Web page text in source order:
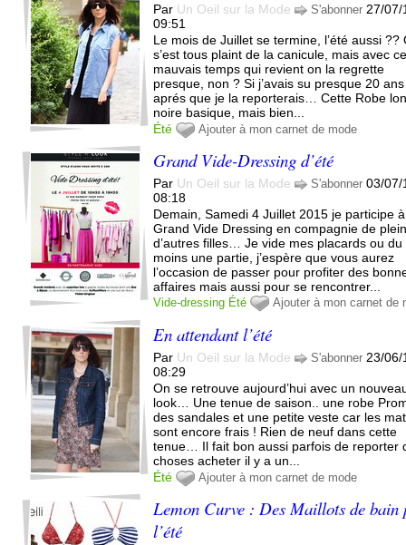
Par Un Oeil sur la Mode S'abonner 27/07/
09:51
Le mois de Juillet se termine, l’été aussi ??
s’est tous plaint de la canicule, mais avec
mauvais temps qui revient on la regrette
presque, non ? Si j’avais su presque 20 ans
aprés que je la reporterais… Cette Robe
noire basique, mais bien...
Été
Ajouter à mon carnet de mode
Grand Vide-Dressing d’été
Par Un Oeil sur la Mode S'abonner 03/07/
08:18
Demain, Samedi 4 Juillet 2015 je participe
Grand Vide Dressing en compagnie de
d’autres filles… Je vide mes placards ou du
moins une partie, j’espère que vous aurez
l’occasion de passer pour profiter des
affaires mais aussi pour se rencontrer...
Vide-dressing Été Ajouter à mon carnet de
En attendant l’été
Par Un Oeil sur la Mode S'abonner 23/06/
08:29
On se retrouve aujourd’hui avec un
look… Une tenue de saison.. une robe
des sandales et une petite veste car les
sont encore frais ! Rien de neuf dans cette
tenue… Il fait bon aussi parfois de reporter
choses acheter il y a un...
Été
Ajouter à mon carnet de mode
Lemon Curve : Des Maillots de bain
l’été